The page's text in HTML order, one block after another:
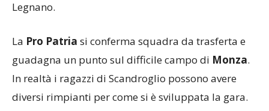
sfideranno tra le mura amiche Cavenago Fanfulla e
LaPro Patria si conferma squadra da trasferta e
guadagna un punto sul difficile campo diMonza
In realtà i ragazzi di Scandroglio possono avere